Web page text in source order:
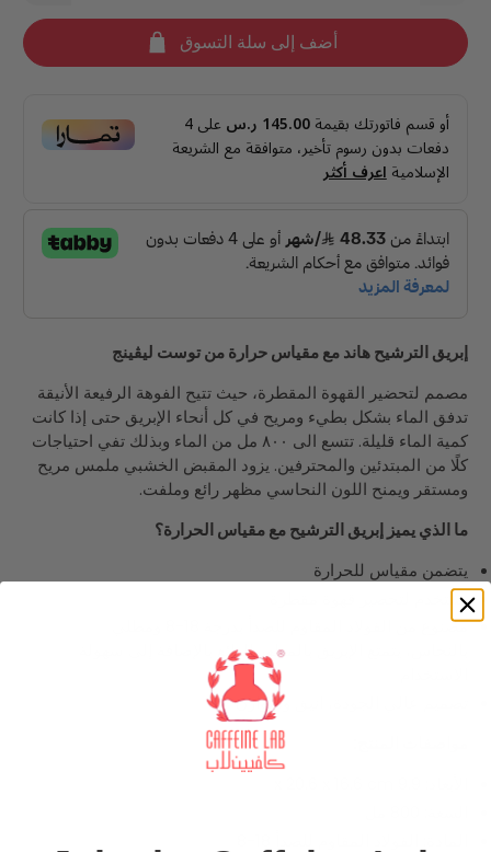
أضف إلى سلة التسوق
أو قسم فاتورتك بقيمة145.00 ر.س على4
دفعات بدون رسوم تأخير، متوافقة مع الشريعة
الإسلاميةاعرف أكثر
إبريق الترشيح هاند مع مقياس حرارة من توست ليڤينج
مصمم لتحضير القهوة المقطرة، حيث تتيح الفوهة الرفيعة الأنيقة
تدفق الماء بشكل بطيء ومريح في كل أنحاء الإبريق حتى إذا كانت
كمية الماء قليلة. تتسع الى ٨٠٠ مل من الماء وبذلك تفي احتياجات
كلًا من المبتدئين والمحترفين. يزود المقبض الخشبي ملمس مريح
ومستقر ويمنح اللون النحاسي مظهر رائع وملفت.
ما الذي يميز إبريق الترشيح مع مقياس الحرارة؟
يتضمن مقياس للحرارة
يستخدم لتحضير قهوة مقطرة
بالنحاس، يتمتع الإبريق بالمظهر الرائع بالإضافة إلى سهولة
تصميم عالي الجودة، انيق ومتوازن